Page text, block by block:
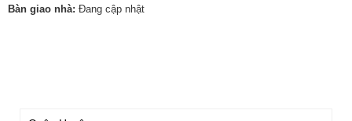
Bàn giao nhà: Đang cập nhật